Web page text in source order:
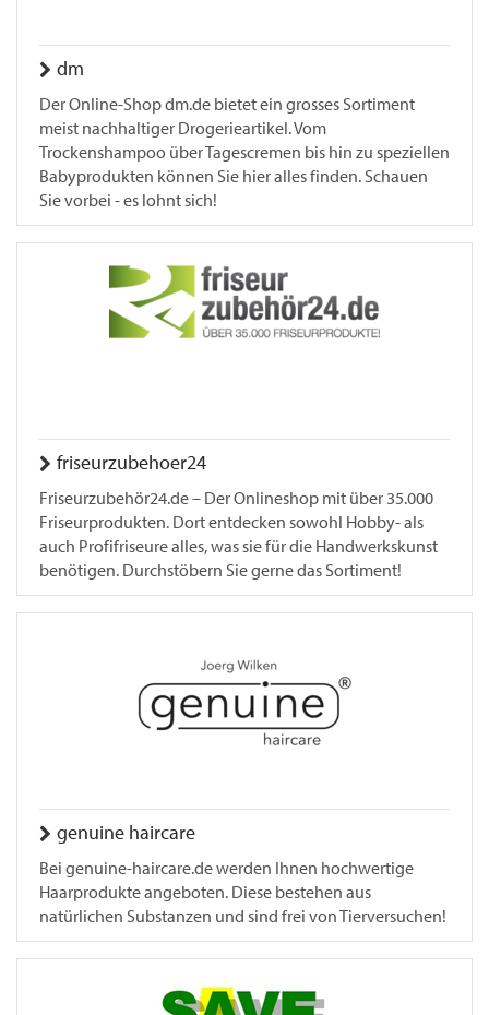
dm
Der Online-Shop dm.de bietet ein grosses Sortiment
meist nachhaltiger Drogerieartikel. Vom
Trockenshampoo über Tagescremen bis hin zu speziellen
Babyprodukten können Sie hier alles finden. Schauen
Sie vorbei - es lohnt sich!
friseurzubehoer24
Friseurzubehör24.de – Der Onlineshop mit über 35.000
Friseurprodukten. Dort entdecken sowohl Hobby- als
auch Profifriseure alles, was sie für die Handwerkskunst
benötigen. Durchstöbern Sie gerne das Sortiment!
genuine haircare
Bei genuine-haircare.de werden Ihnen hochwertige
Haarprodukte angeboten. Diese bestehen aus
natürlichen Substanzen und sind frei von Tierversuchen!